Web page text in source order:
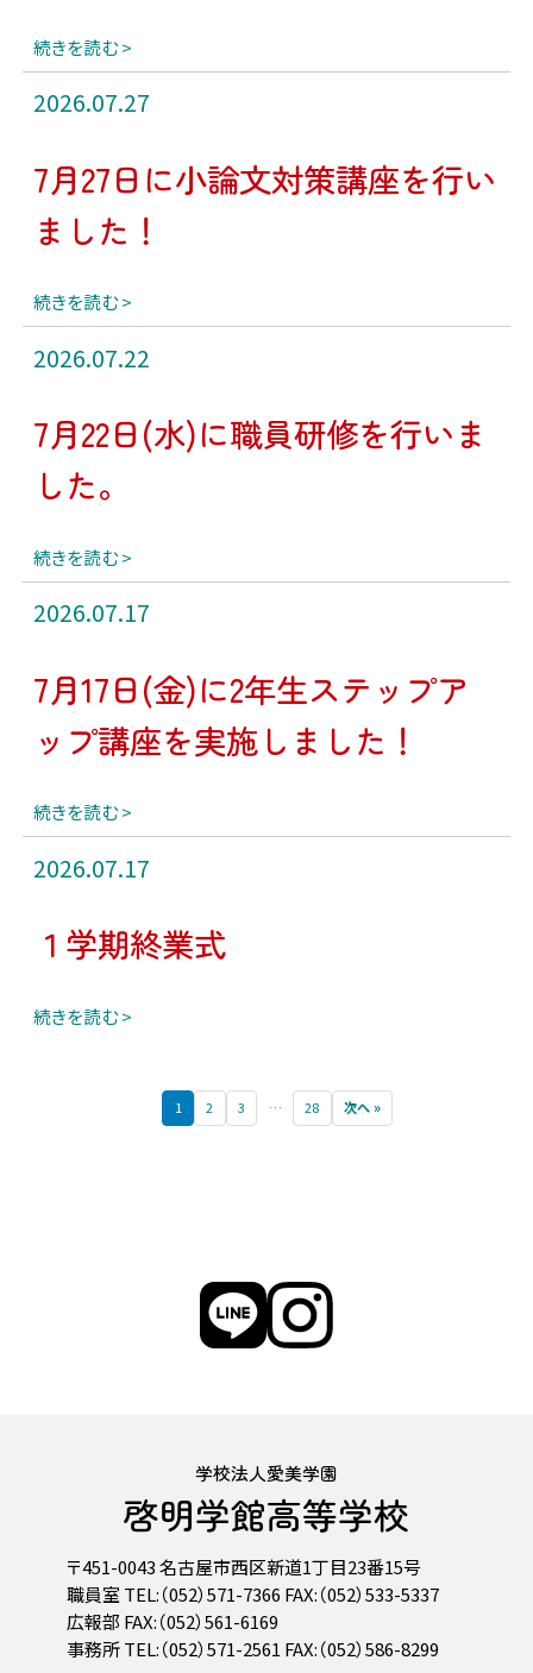
続きを読む
2026.07.27
7月27日に小論文対策講座を行い
ました！
続きを読む
2026.07.22
7月22日(水)に職員研修を行いま
した。
続きを読む
2026.07.17
7月17日(金)に2年生ステップア
ップ講座を実施しました！
続きを読む
2026.07.17
１学期終業式
続きを読む
1 2 3 … 28 次へ »
学校法人愛美学園
啓明学館高等学校
〒451-0043 名古屋市西区新道1丁目23番15号
職員室 TEL:（052）571-7366 FAX:（052）533-5337
広報部 FAX:（052）561-6169
事務所 TEL:（052）571-2561 FAX:（052）586-8299